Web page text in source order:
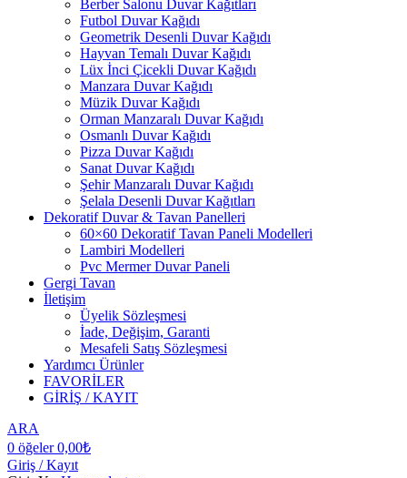
Berber Salonu Duvar Kağıtları
Futbol Duvar Kağıdı
Geometrik Desenli Duvar Kağıdı
Hayvan Temalı Duvar Kağıdı
Lüx İnci Çicekli Duvar Kağıdı
Manzara Duvar Kağıdı
Müzik Duvar Kağıdı
Orman Manzaralı Duvar Kağıdı
Osmanlı Duvar Kağıdı
Pizza Duvar Kağıdı
Sanat Duvar Kağıdı
Şehir Manzaralı Duvar Kağıdı
Şelala Desenli Duvar Kağıtları
Dekoratif Duvar & Tavan Panelleri
60×60 Dekoratif Tavan Paneli Modelleri
Lambiri Modelleri
Pvc Mermer Duvar Paneli
Gergi Tavan
İletişim
Üyelik Sözleşmesi
İade, Değişim, Garanti
Mesafeli Satış Sözleşmesi
Yardımcı Ürünler
FAVORİLER
GİRİŞ / KAYIT
ARA
0 öğeler 0,00₺
Giriş / Kayıt